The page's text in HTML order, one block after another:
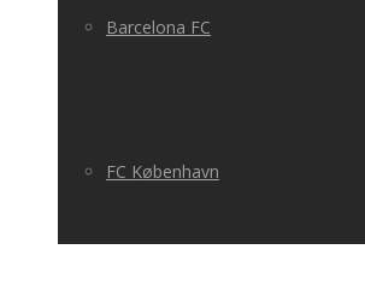
Barcelona FC
FC København